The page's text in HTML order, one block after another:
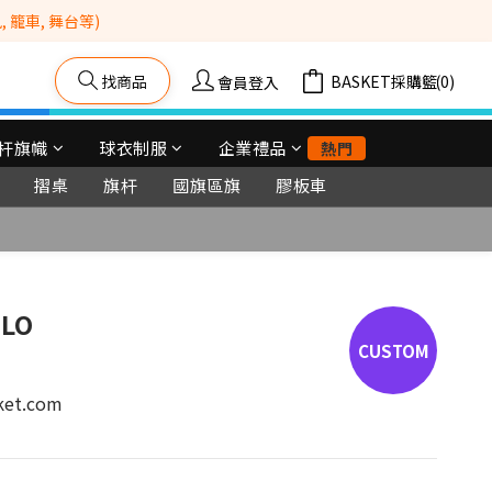
籠車, 舞台等)
找商品 會員登入 購物車(0)
旗幟 球衣制服 企業禮品 熱門
摺桌 旗杆 國旗區旗 膠板車